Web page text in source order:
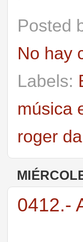
Posted
No hay
Labels:
música
roger
0412.-